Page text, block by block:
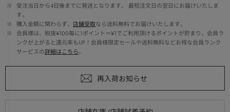
※
受注当日から4日後までに発送となります。 最短注文日の翌日にお届けいたしま
す。
※
購入金額に関わらず、 店舗受取なら送料無料でお届けいたします。
※
会員様は、税抜¥100毎に1ポイント＝¥1でご利用頂けるポイントが貯まり、会員ラ
ンクが上がると還元率もUP！会員様限定セールや送料無料などお得な会員ランク
サービスの詳細はこちら。